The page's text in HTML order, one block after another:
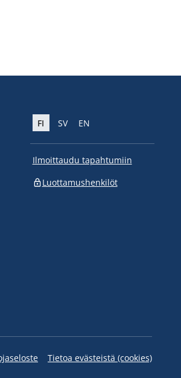
FI SV EN
Ilmoittaudu tapahtumiin
Luottamushenkilöt
Tietoa evästeistä (cookies)